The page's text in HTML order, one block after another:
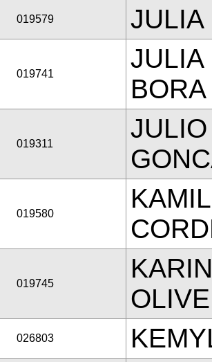
019579 JULIA
019741
JULIA
BORA
019311
019580
019745
026803